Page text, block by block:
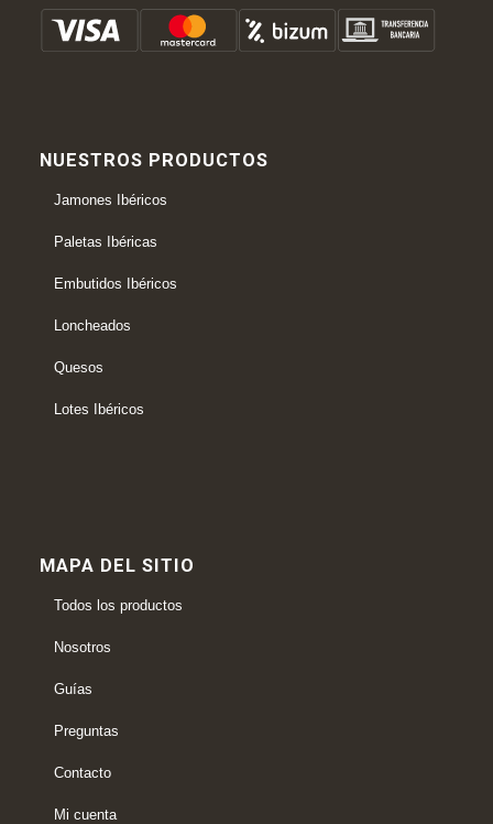
NUESTROS PRODUCTOS
Jamones Ibéricos
Paletas Ibéricas
Embutidos Ibéricos
Loncheados
Quesos
Lotes Ibéricos
MAPA DEL SITIO
Todos los productos
Nosotros
Guías
Preguntas
Contacto
Mi cuenta